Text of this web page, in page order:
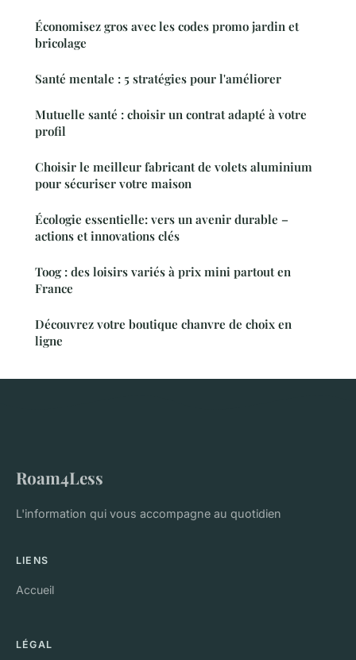
Économisez gros avec les codes promo jardin et
bricolage
Santé mentale : 5 stratégies pour l'améliorer
Mutuelle santé : choisir un contrat adapté à votre
profil
Choisir le meilleur fabricant de volets aluminium
pour sécuriser votre maison
Écologie essentielle: vers un avenir durable –
actions et innovations clés
Toog : des loisirs variés à prix mini partout en
France
Découvrez votre boutique chanvre de choix en
ligne
Roam4Less
L'information qui vous accompagne au quotidien
LIENS
Accueil
LÉGAL